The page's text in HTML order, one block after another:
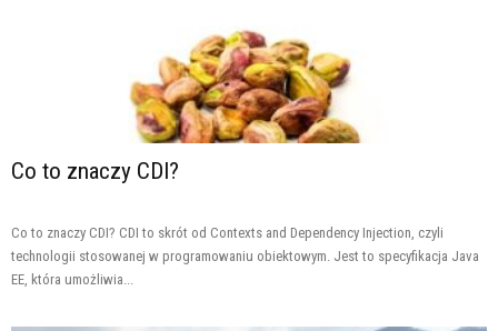
Co to znaczy CDI?
Co to znaczy CDI? CDI to skrót od Contexts and Dependency Injection, czyli
technologii stosowanej w programowaniu obiektowym. Jest to specyfikacja Java
EE, która umożliwia...